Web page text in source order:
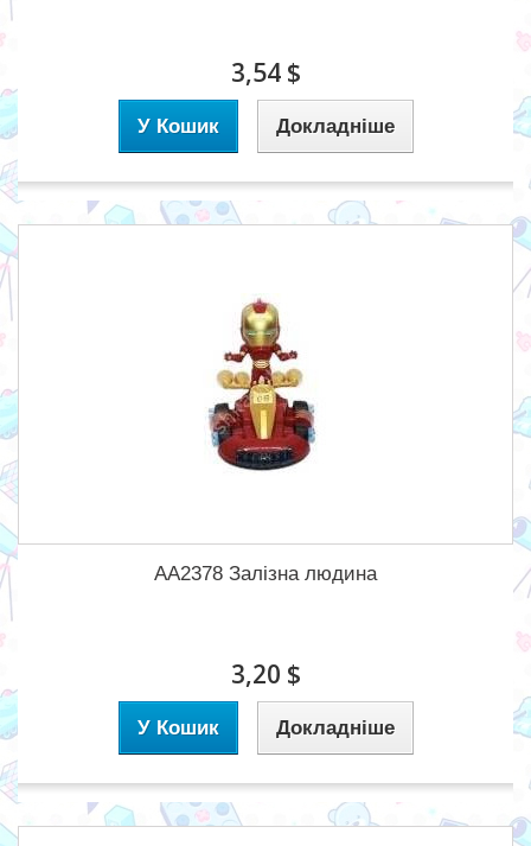
3,54 $
У Кошик Докладніше
АА2378 Залізна людина
3,20 $
У Кошик Докладніше